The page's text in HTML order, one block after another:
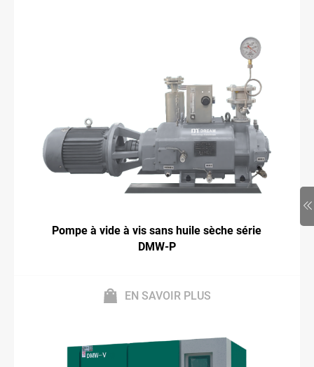
Pompe à vide à vis sans huile sèche série
DMW-P
EN SAVOIR PLUS